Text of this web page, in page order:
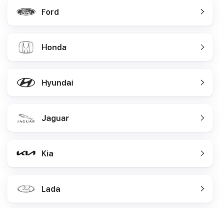
Ford
Honda
Hyundai
Jaguar
Kia
Lada